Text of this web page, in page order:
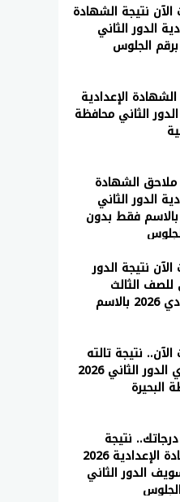
نتيجة الشهادة
الدور الثاني
الإعدادية
2026 الدور الثاني محافظة
ملاحق الشهادة
الدور الثاني
2026 بالاسم فقط بدون
نتيجة الدور
للصف الثالث
الإعدادي 2026 بالاسم
نتيجة تالته
اعدادي الدور الثاني 2026
البحيرة
نتيجة
الشهادة الإعدادية 2026
الدور الثاني